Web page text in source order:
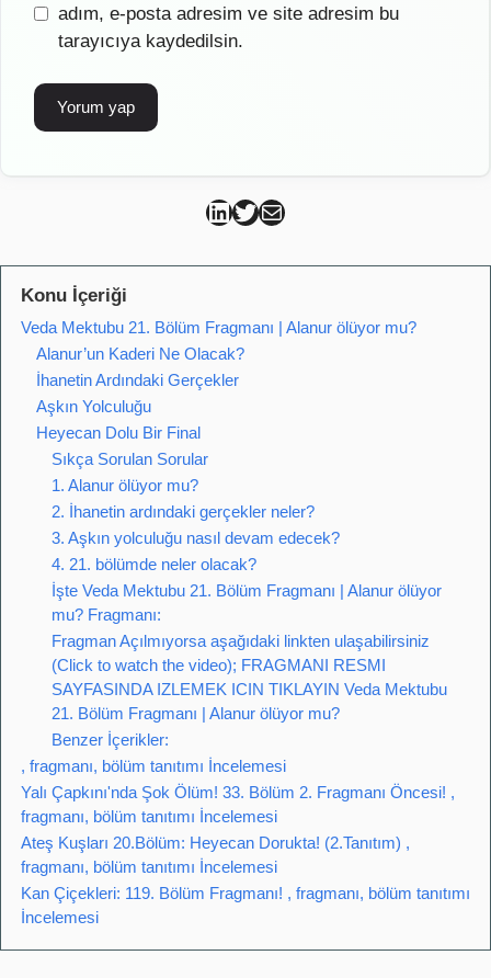
sitesiadım, e-posta adresim ve site adresim bu
tarayıcıya kaydedilsin.
Can Kütahya Linkedin
Can Kütahya Twitter
Can Kütahya Mail
Konu İçeriği
Veda Mektubu 21. Bölüm Fragmanı | Alanur ölüyor mu?
Alanur’un Kaderi Ne Olacak?
İhanetin Ardındaki Gerçekler
Aşkın Yolculuğu
Heyecan Dolu Bir Final
Sıkça Sorulan Sorular
1. Alanur ölüyor mu?
2. İhanetin ardındaki gerçekler neler?
3. Aşkın yolculuğu nasıl devam edecek?
4. 21. bölümde neler olacak?
İşte Veda Mektubu 21. Bölüm Fragmanı | Alanur ölüyor
mu? Fragmanı:
Fragman Açılmıyorsa aşağıdaki linkten ulaşabilirsiniz
(Click to watch the video); FRAGMANI RESMI
SAYFASINDA IZLEMEK ICIN TIKLAYIN Veda Mektubu
21. Bölüm Fragmanı | Alanur ölüyor mu?
Benzer İçerikler:
, fragmanı, bölüm tanıtımı İncelemesi
Yalı Çapkını'nda Şok Ölüm! 33. Bölüm 2. Fragmanı Öncesi! ,
fragmanı, bölüm tanıtımı İncelemesi
Ateş Kuşları 20.Bölüm: Heyecan Dorukta! (2.Tanıtım) ,
fragmanı, bölüm tanıtımı İncelemesi
Kan Çiçekleri: 119. Bölüm Fragmanı! , fragmanı, bölüm tanıtımı
İncelemesi